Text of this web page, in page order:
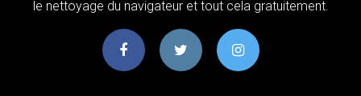
le nettoyage du navigateur et tout cela gratuitement.